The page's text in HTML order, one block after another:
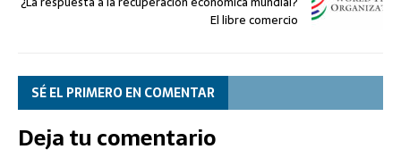
El libre comercio
SÉ EL PRIMERO EN COMENTAR
Deja tu comentario